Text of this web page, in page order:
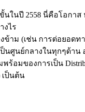
นในปี 2558 นี่คือโอกาส
งไร
(เช่น การต่อยอดทา
ศูนย์กลางในทุกๆด้า
ร้อมของการเป็น
เป็นต้น